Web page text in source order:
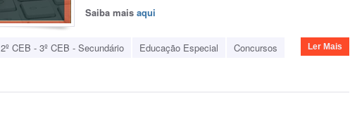
Saiba mais aqui
2º CEB - 3º CEB - Secundário Educação Especial
Concursos
Ler Mais